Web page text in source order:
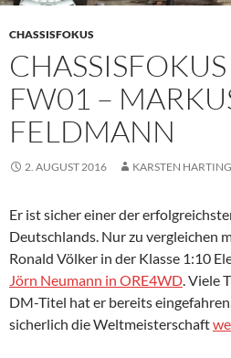
CHASSISFOKUS
FW01 –
FELDMANN
2. AUGUST 2016 KARSTEN
Er ist sicher einer der
Deutschlands. Nur zu vergleichen
Ronald Völker in der Klasse 1:10
Jörn Neumann in ORE4WD. Viele
DM-Titel hat er bereits
sicherlich die Weltmeisterschaft